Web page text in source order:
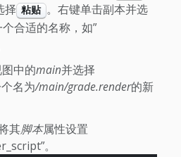
择 粘贴 。右键单击副本并选
个合适的名称，如”
中的main并选择
个名为/main/grade.render的新
其脚本属性设置
。